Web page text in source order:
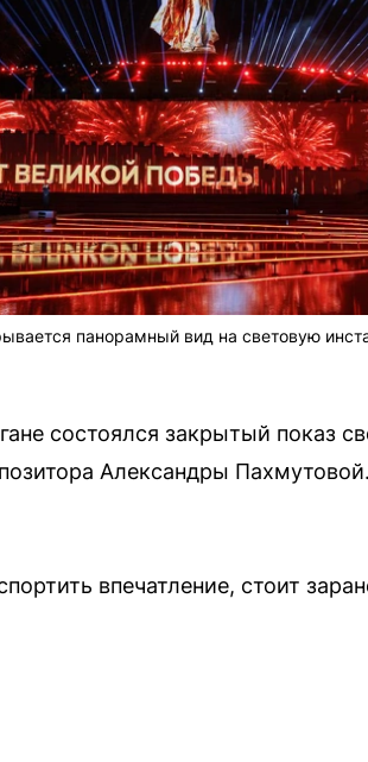
панорамный вид на световую
состоялся закрытый показ
Александры
впечатление, стоит